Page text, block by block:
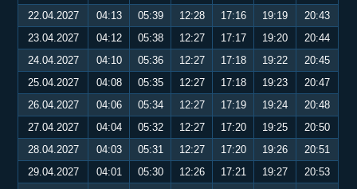
22.04.2027
04:13 05:39 12:28 17:16 19:19
20:43
23.04.2027
04:12 05:38 12:27 17:17 19:20
20:44
24.04.2027
04:10 05:36 12:27 17:18 19:22
20:45
25.04.2027
04:08 05:35 12:27 17:18 19:23
20:47
26.04.2027
04:06 05:34 12:27 17:19 19:24
20:48
27.04.2027
04:04 05:32 12:27 17:20 19:25
20:50
28.04.2027
04:03 05:31 12:27 17:20 19:26
20:51
29.04.2027
04:01 05:30 12:26 17:21 19:27
20:53